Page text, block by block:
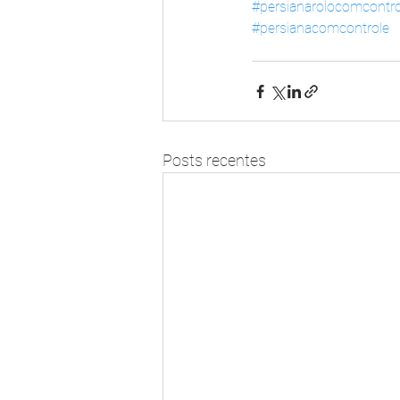
#persianacomcontrole
Posts recentes